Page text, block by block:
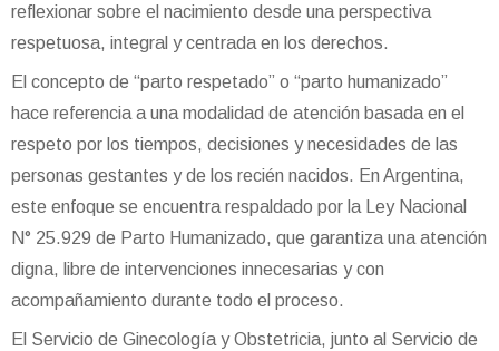
reflexionar sobre el nacimiento desde una perspectiva
respetuosa, integral y centrada en los derechos.
El concepto de “parto respetado” o “parto humanizado”
hace referencia a una modalidad de atención basada en el
respeto por los tiempos, decisiones y necesidades de las
personas gestantes y de los recién nacidos. En Argentina,
este enfoque se encuentra respaldado por la Ley Nacional
N° 25.929 de Parto Humanizado, que garantiza una atención
digna, libre de intervenciones innecesarias y con
acompañamiento durante todo el proceso.
El Servicio de Ginecología y Obstetricia, junto al Servicio de